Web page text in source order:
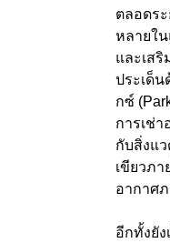
ตลอดร
หลายใ
และเส
ประเด็
กซ์
การเช่
กับสิ่งแ
เขียวภ
อากาศ
อีกทั้งยั